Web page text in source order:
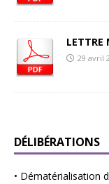
LETTRE
29 avril
DÉLIBÉRATIONS
• Dématérialisation